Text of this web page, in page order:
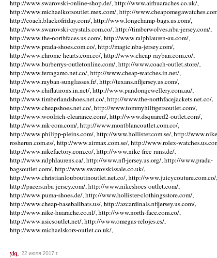
http://www.swarovski-online-shop.de/, http://www.airhuaraches.co.uk/,
http://www.michaelkorsoutlet.mex.com/, http://
http://coach.blackofriday.com/, http://www.longchamp-bags.us.com/,
http://www.swarovski-crystals.com.co/, http://timberwolves.nba-jersey.com/,
http://www.the-northfaces.us.com/, http://www.ralphlauren-au.com/,
http://www.prada-shoes.com.co/, http://magic.nba-jersey.com/,
http://www.chrome-hearts.com.co/, http://www.cheap-rayban.com.co/,
http://www.burberrys-outletonline.com/, http://www.coach-outlet.store/,
http://www.ferragamo.net.co/, http://www.cheap-watches.in.net/,
http://www.rayban-sunglasses.fr/, http://texans.nfljersey.us.com/,
http://www.chiflatirons.in.net/, http://www.pandorajewellery.com.au/,
http://www.timberlandshoes.net.co/, http://www.the-northfacejackets.net.co/,
http://www.cheapshoes.net.co/, http://www.tommyhilfigersoutlet.com/,
http://www.woolrich-clearance.com/, http://www.dsquared2-outlet.com/,
http://www.mk-com.com/, http://www.montblancoutlet.com.co/,
http://www.philipp-pleins.com/, http://www.hollister.com.se/, http://
rosherun.com.es/, http://www.airmax.com.se/, http://www.rolex-
http://www.nikefactory.com.co/, http://www.nike-free-runs.de/,
http://www.ralphlaurens.ca/, http://www.nfl-jersey.us.org/, http://www.prada-
bagsoutlet.com/, http://www.swarovskissale.co.uk/,
http://www.christianlouboutinoutlet.net.co/, http://www.juicycouture.com.co/,
http://pacers.nba-jersey.com/, http://www.nikeshoes-outlet.com/,
http://www.puma-shoes.de/, http://www.hollister-clothingsstore.com/,
http://www.cheap-baseballbats.us/, http://azcardinals.nfljersey.us.com/,
http://www.nike-huarache.co.nl/, http://www.north-face.com.co/,
http://www.asicsoutlet.net/, http://www.omegas-relojes.es/,
http://www.michaelskors-outlet.co.uk/,
ylq 22 июля 2017 г.